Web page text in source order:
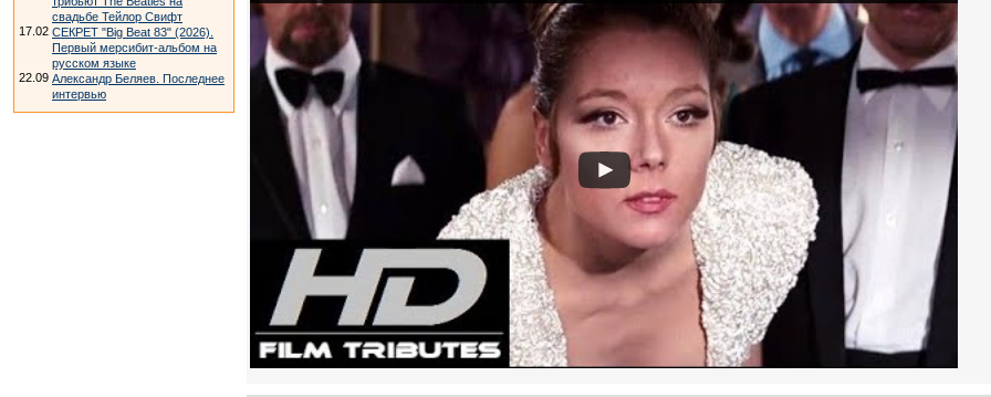
свадьбе Тейлор Свифт
17.02 СЕКРЕТ "Big Beat 83" (2026).
Первый мерсибит-альбом на
русском языке
22.09 Александр Беляев. Последнее
интервью